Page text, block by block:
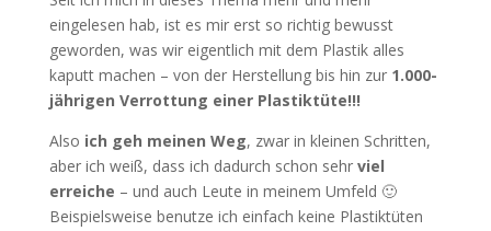
eingelesen hab, ist es mir erst so richtig bewusst
geworden, was wir eigentlich mit dem Plastik alles
kaputt machen – von der Herstellung bis hin zur 1.000-
jährigen Verrottung einer Plastiktüte!!!
Also ich geh meinen Weg, zwar in kleinen Schritten,
aber ich weiß, dass ich dadurch schon sehr viel
erreiche – und auch Leute in meinem Umfeld 🙂
Beispielsweise benutze ich einfach keine Plastiktüten